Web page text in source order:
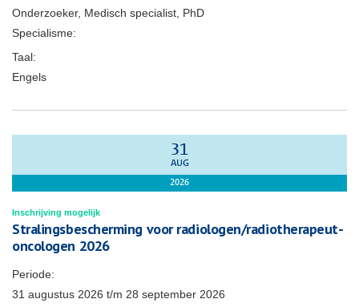
Onderzoeker, Medisch specialist, PhD
Specialisme:
Taal:
Engels
31
AUG
2026
Inschrijving mogelijk
Stralingsbescherming voor radiologen/radiotherapeut-
oncologen 2026
Periode:
31 augustus 2026 t/m 28 september 2026